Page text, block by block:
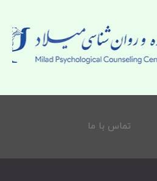
تماس با ما